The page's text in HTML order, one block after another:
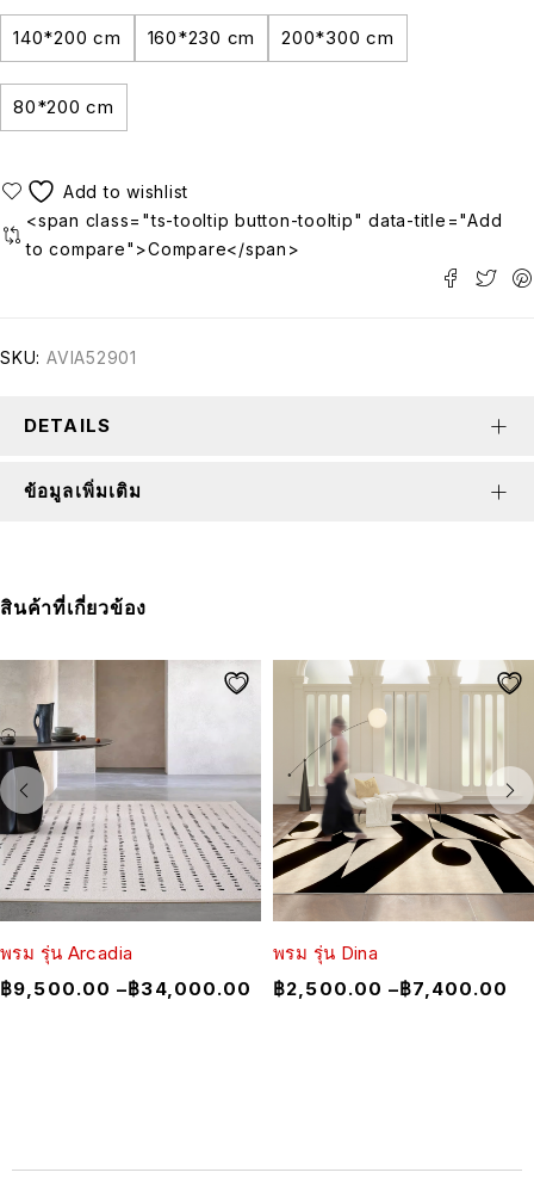
140*200 cm 160*230 cm 200*300 cm
80*200 cm
<span class="ts-tooltip button-tooltip" data-title="Add
to compare">Compare</span>
SKU: AVIA52901
DETAILS
ข้อมูลเพิ่มเติม
สินค้าที่เกี่ยวข้อง
พรม รุ่น Arcadia
฿9,500.00 –฿34,000.00
พรม รุ่น Dina
฿2,500.00 –฿7,400.00